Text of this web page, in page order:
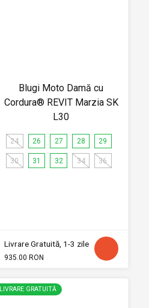
Blugi Moto Damă cu
Cordura® REVIT Marzia SK
L30
24 26 27 28 29
30 31 32 34 36
Livrare Gratuită, 1-3 zile
935.00 RON
LIVRARE GRATUITĂ